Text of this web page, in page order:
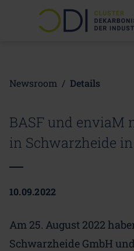
Newsroom / Details
BASF und enviaM
in Schwarzheide
10.09.2022
Am 25. August 2022
Schwarzheide GmbH